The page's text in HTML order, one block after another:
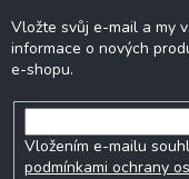
Vložte svůj e-mail a my
informace o nových
e-shopu.
Vložením e-mailu
podmínkami ochrany